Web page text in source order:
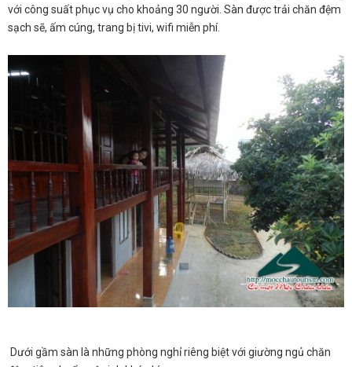
với công suất phục vụ cho khoảng 30 người. Sàn được trải chăn đệm
sạch sẽ, ấm cúng, trang bị tivi, wifi miễn phí.
Dưới gầm sàn là những phòng nghỉ riêng biệt với giường ngủ chăn